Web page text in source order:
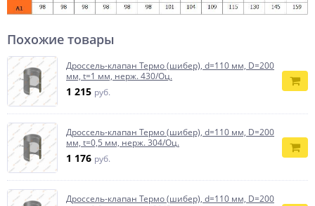
Похожие товары
Дроссель-клапан Термо (шибер), d=110 мм, D=200
мм, t=1 мм, нерж. 430/Оц.
1 215 руб.
Дроссель-клапан Термо (шибер), d=110 мм, D=200
мм, t=0,5 мм, нерж. 304/Оц.
1 176 руб.
Дроссель-клапан Термо (шибер), d=110 мм, D=200